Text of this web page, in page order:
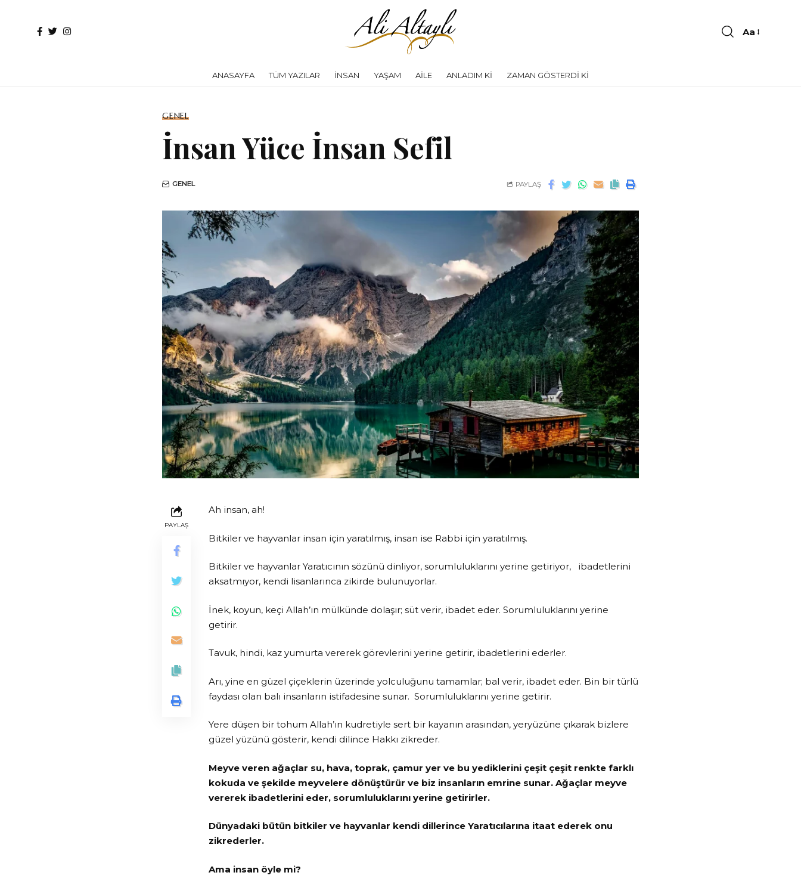
Aa
ANASAYFA TÜM YAZILAR İNSAN YAŞAM AILE ANLADIM KI ZAMAN GÖSTERDI KI
GENEL
İnsan Yüce İnsan Sefil
GENEL PAYLAŞ
PAYLAŞ
Ah insan, ah!
Bitkiler ve hayvanlar insan için yaratılmış, insan ise Rabbi için yaratılmış.
Bitkiler ve hayvanlar Yaratıcının sözünü dinliyor, sorumluluklarını yerine getiriyor, ibadetlerini
aksatmıyor, kendi lisanlarınca zikirde bulunuyorlar.
İnek, koyun, keçi Allah’ın mülkünde dolaşır; süt verir, ibadet eder. Sorumluluklarını yerine
getirir.
Tavuk, hindi, kaz yumurta vererek görevlerini yerine getirir, ibadetlerini ederler.
Arı, yine en güzel çiçeklerin üzerinde yolculuğunu tamamlar; bal verir, ibadet eder. Bin bir türlü
faydası olan balı insanların istifadesine sunar. Sorumluluklarını yerine getirir.
Yere düşen bir tohum Allah’ın kudretiyle sert bir kayanın arasından, yeryüzüne çıkarak bizlere
güzel yüzünü gösterir, kendi dilince Hakkı zikreder.
Meyve veren ağaçlar su, hava, toprak, çamur yer ve bu yediklerini çeşit çeşit renkte farklı
kokuda ve şekilde meyvelere dönüştürür ve biz insanların emrine sunar. Ağaçlar meyve
vererek ibadetlerini eder, sorumluluklarını yerine getirirler.
Dünyadaki bütün bitkiler ve hayvanlar kendi dillerince Yaratıcılarına itaat ederek onu
zikrederler.
Ama insan öyle mi?